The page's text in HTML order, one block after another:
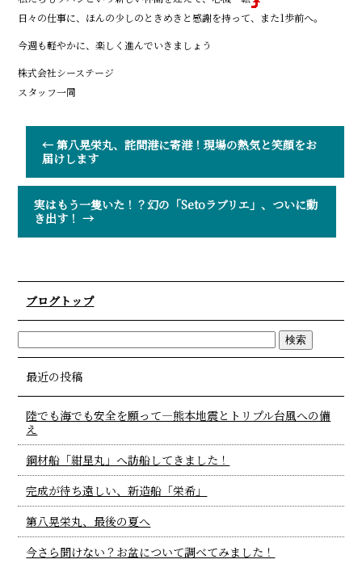
日々の仕事に、ほんの少しのときめきと感謝を持って、また1歩前へ。
今週も軽やかに、楽しく進んでいきましょう
株式会社シーステージ
スタッフ一同
← 第八晃栄丸、詫間港に寄港！現場の熱気と笑顔をお
届けします
実はもう一隻いた！？幻の「Setoラブリエ」、ついに動
き出す！→
ブログトップ
最近の投稿
陸でも海でも安全を願って―熊本地震とトリプル台風への備
え
鋼材船「紺星丸」へ訪船してきました！
完成が待ち遠しい、新造船「栄希」
第八晃栄丸、最後の夏へ
今さら聞けない？お盆について調べてみました！